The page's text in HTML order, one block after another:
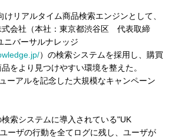
けリアルタイム商品検索エンジンとして、
式会社（本社：東京都渋谷区 代表取締
ニバーサルナレッジ
）の検索システムを採用し、購買
をより見つけやすい環境を整えた。
ーアルを記念した大規模なキャンペーン
索システムに導入されている"UK
ーザの行動を全てログに残し、ユーザが